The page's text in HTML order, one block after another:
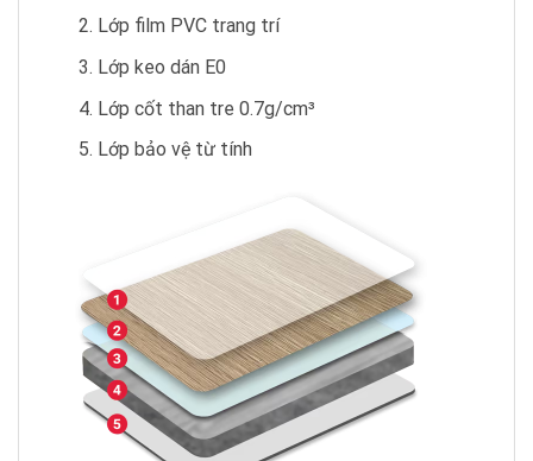
Lớp film PVC trang trí
Lớp keo dán E0
Lớp cốt than tre 0.7g/cm³
Lớp bảo vệ từ tính